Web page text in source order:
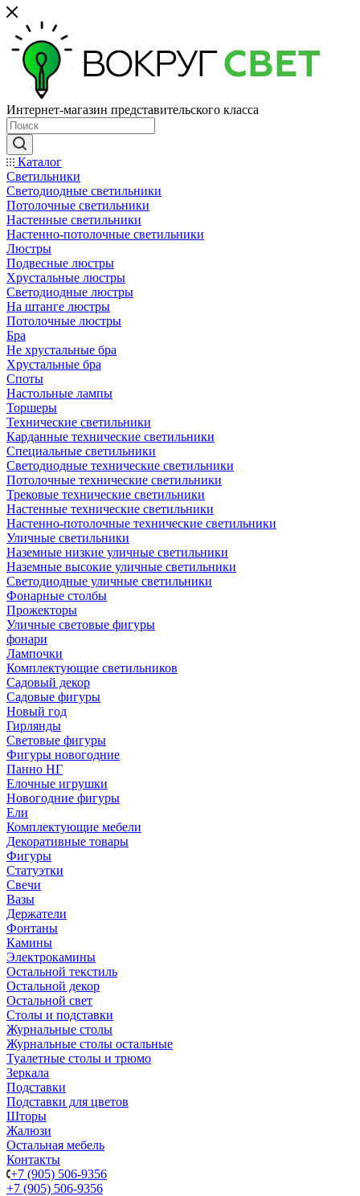
Интернет-магазин представительского класса
Каталог
Светильники
Светодиодные светильники
Потолочные светильники
Настенные светильники
Настенно-потолочные светильники
Люстры
Подвесные люстры
Хрустальные люстры
Светодиодные люстры
На штанге люстры
Потолочные люстры
Бра
Не хрустальные бра
Хрустальные бра
Споты
Настольные лампы
Торшеры
Технические светильники
Карданные технические светильники
Специальные светильники
Светодиодные технические светильники
Потолочные технические светильники
Трековые технические светильники
Настенные технические светильники
Настенно-потолочные технические светильники
Уличные светильники
Наземные низкие уличные светильники
Наземные высокие уличные светильники
Светодиодные уличные светильники
Фонарные столбы
Прожекторы
Уличные световые фигуры
фонари
Лампочки
Комплектующие светильников
Садовый декор
Садовые фигуры
Новый год
Гирлянды
Световые фигуры
Фигуры новогодние
Панно НГ
Елочные игрушки
Новогодние фигуры
Ели
Комплектующие мебели
Декоративные товары
Фигуры
Статуэтки
Свечи
Вазы
Держатели
Фонтаны
Камины
Электрокамины
Остальной текстиль
Остальной декор
Остальной свет
Столы и подставки
Журнальные столы
Журнальные столы остальные
Туалетные столы и трюмо
Зеркала
Подставки
Подставки для цветов
Шторы
Жалюзи
Остальная мебель
Контакты
+7 (905) 506-9356
+7 (905) 506-9356